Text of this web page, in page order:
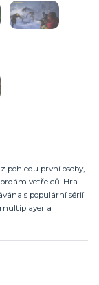
pohledu první osoby,
vetřelců. Hra
s populární sérií
a